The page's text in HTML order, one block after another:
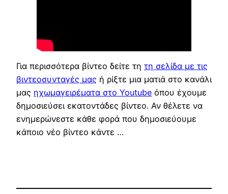
Για περισσότερα βίντεο δείτε τη τη σελίδα με τις
βιντεοσυνταγές μας ή ρίξτε μια ματιά στο κανάλι
μας ηχωμαγειρέματα στο Youtube όπου έχουμε
δημοσιεύσει εκατοντάδες βίντεο. Αν θέλετε να
ενημερώνεστε κάθε φορά που δημοσιεύουμε
κάποιο νέο βίντεο κάντε …